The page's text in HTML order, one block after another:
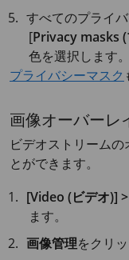
すべてのプライ
[Privacy masks
色を選択します。
プライバシーマスク
画像オーバーレ
ビデオストリーム
とができます。
[Video (ビデオ)]
ます。
画像管理をクリ